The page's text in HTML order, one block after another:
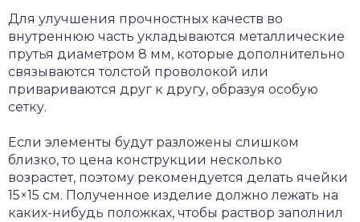
Для улучшения прочностных качеств во
внутреннюю часть укладываются металлические
прутья диаметром 8 мм, которые дополнительно
связываются толстой проволокой или
привариваются друг к другу, образуя особую
сетку.
Если элементы будут разложены слишком
близко, то цена конструкции несколько
возрастет, поэтому рекомендуется делать ячейки
15×15 см. Полученное изделие должно лежать на
каких-нибудь положках, чтобы раствор заполнил